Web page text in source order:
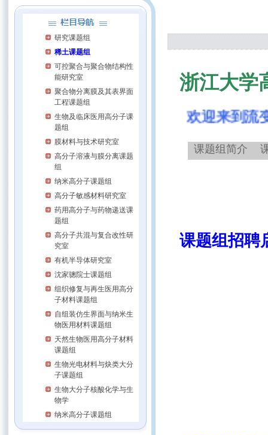
研究课题组
稀土课题组
可控聚合与聚合物结构性
能研究室
聚合物分离膜及其表界面
工程课题组
生物及临床医用高分子课
题组
膜材料与技术研究室
高分子溶液与膜分离课题
组
纳米高分子课题组
高分子敏感材料研究室
药用高分子与药物递送课
题组
高分子共混与复合改性研
究室
有机半导体研究室
沈家骢院士课题组
组织修复与再生医用高分
子材料课题组
自组装仿生界面与纳米生
物医用材料课题组
天然生物医用高分子材料
课题组
生物光电材料与炔类大分
子课题组
生物大分子核酸化学与生
物学
纳米高分子课题组
浙江大学
欢迎来到流变
课题组简介
课题组招聘